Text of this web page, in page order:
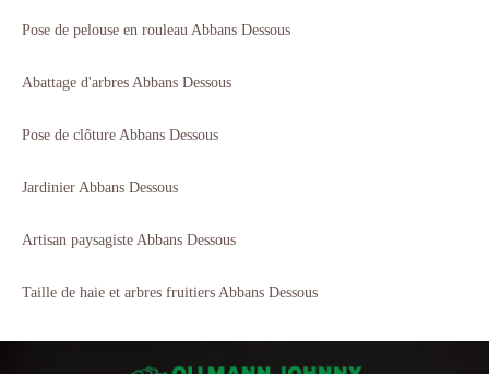
Pose de pelouse en rouleau Abbans Dessous
Abattage d'arbres Abbans Dessous
Pose de clôture Abbans Dessous
Jardinier Abbans Dessous
Artisan paysagiste Abbans Dessous
Taille de haie et arbres fruitiers Abbans Dessous